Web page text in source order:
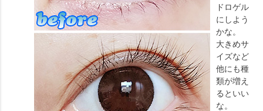
ドロゲル
にしよう
かな。
大きめサ
イズなど
他にも種
類が増え
るといい
な。